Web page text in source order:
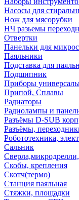
Насосы для
Нож для мясорубки
НЧ разьемы
Отвертки
Панельки для
Паяльники
Подставка для
Подшипник
Приборы
Припой, Сплавы
Радиаторы
Радиолампы и
Разъёмы D-SUB
Разъёмы,
Робототехника,
Сальник
Скобы, крепления
Скотч(термо)
Станция паяльная
Стяжки, площадки